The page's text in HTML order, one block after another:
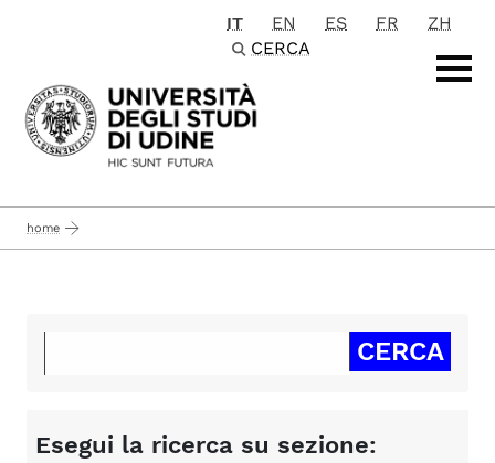
Passa al contenuto principale
IT EN ES FR
ZH
CERCA
home
Esegui la ricerca su sezione: